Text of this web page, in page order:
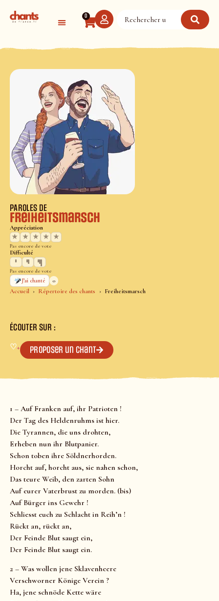
0
Accueil Répertoire des chants Freiheitsmarsch
PAROLES DE
Freiheitsmarsch
Appréciation
★
★ ★ ★ ★
Pas encore de vote
Difficulté
Pas encore de vote
J’ai chanté
0
ÉCOUTER SUR :
♡+ Proposer un chant
1 – Auf Franken auf, ihr Patrioten !
Der Tag des Heldenruhms ist hier.
Die Tyrannen, die uns drohten,
Erheben nun ihr Blutpanier.
Schon toben ihre Söldnerhorden.
Horcht auf, horcht aus, sie nahen schon,
Das teure Weib, den zarten Sohn
Auf eurer Vaterbrust zu morden. (bis)
Auf Bürger ins Gewehr !
Schliesst euch zu Schlacht in Reih’n !
Rückt an, rückt an,
Der Feinde Blut saugt ein,
Der Feinde Blut saugt ein.
2 – Was wollen jene Sklavenheere
Verschworner Könige Verein ?
Ha, jene schnöde Kette wäre